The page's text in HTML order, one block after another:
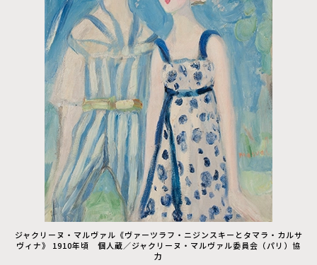
ジャクリーヌ・マルヴァル《ヴァーツラフ・ニジンスキーとタマラ・カルサ
ヴィナ》 1910年頃 個人蔵／ジャクリーヌ・マルヴァル委員会（パリ）協
力